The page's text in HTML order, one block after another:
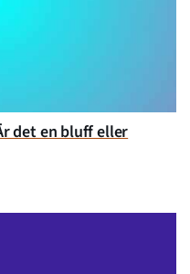
det en bluff eller